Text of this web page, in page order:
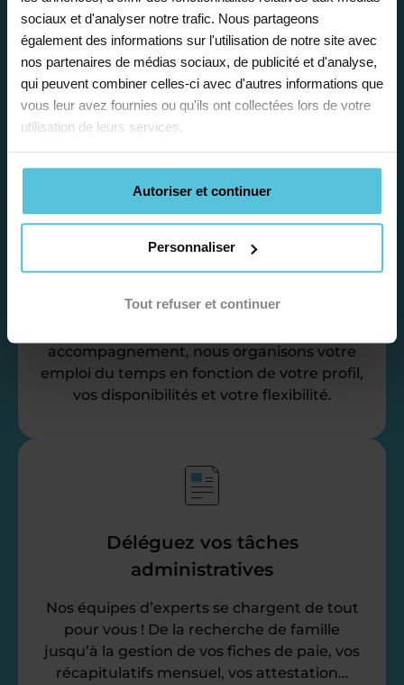
sociaux et d'analyser notre trafic. Nous partageons
également des informations sur l'utilisation de notre site avec
nos partenaires de médias sociaux, de publicité et d'analyse,
qui peuvent combiner celles-ci avec d'autres informations que
vous leur avez fournies ou qu'ils ont collectées lors de votre
utilisation de leurs services.
Autoriser et continuer
Personnaliser
Tout refuser et continuer
Travailler chez Acadomia
présente denombreux
avantages
accompagnement, nous organisons votre
emploi du temps en fonction de votre profil,
vos disponibilités et votre flexibilité.
Déléguez vos tâches
administratives
Nos équipes d’experts se chargent de tout
pour vous ! De la recherche de famille
jusqu’à la gestion de vos fiches de paie, vos
récapitulatifs mensuel, vos attestation…